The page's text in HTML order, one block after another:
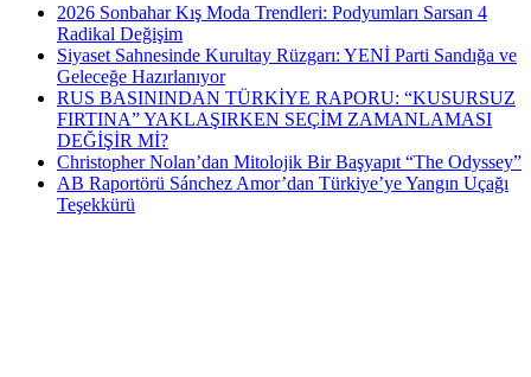
2026 Sonbahar Kış Moda Trendleri: Podyumları Sarsan 4
Radikal Değişim
Siyaset Sahnesinde Kurultay Rüzgarı: YENİ Parti Sandığa ve
Geleceğe Hazırlanıyor
RUS BASININDAN TÜRKİYE RAPORU: “KUSURSUZ
FIRTINA” YAKLAŞIRKEN SEÇİM ZAMANLAMASI
DEĞİŞİR Mİ?
Christopher Nolan’dan Mitolojik Bir Başyapıt “The Odyssey”
AB Raportörü Sánchez Amor’dan Türkiye’ye Yangın Uçağı
Teşekkürü